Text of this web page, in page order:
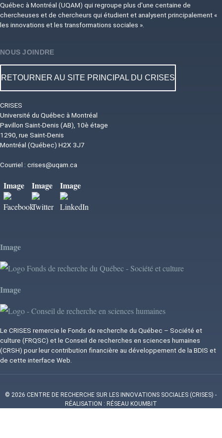
Québec à Montréal (UQAM) qui regroupe plus d'une centaine de
chercheuses et de chercheurs qui étudient et analysent principalement «
les innovations et les transformations sociales ».
NOUS JOINDRE
RETOURNER AU SITE PRINCIPAL DU CRISES
CRISES
Université du Québec à Montréal
Pavillon Saint-Denis (AB), 10è étage
1290, rue Saint-Denis
Montréal (Québec) H2X 3J7
Courriel : crises@uqam.ca
Image Image Image
Image
Image
Le CRISES remercie le Fonds de recherche du Québec – Société et
culture (FRQSC) et le Conseil de recherches en sciences humaines
(CRSH) pour leur contribution financière au développement de la BDIS et
de cette interface Web.
© 2026 CENTRE DE RECHERCHE SUR LES INNOVATIONS SOCIALES (CRISES)-
RÉALISATION : RÉSEAU KOUMBIT